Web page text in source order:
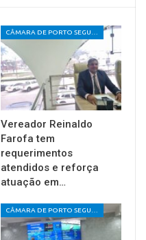
Vereador Reinaldo
Farofa tem
requerimentos
atendidos e reforça
atuação em…